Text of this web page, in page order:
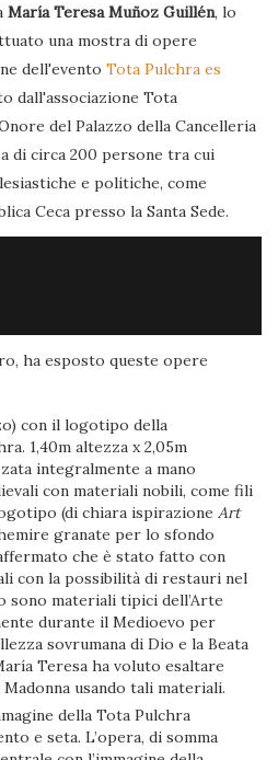
María Teresa Muñoz Guillén, lo
una mostra di opere
dell'evento Tota Pulchra es
dall'associazione Tota
del Palazzo della Cancelleria
di circa 200 persone tra cui
e politiche, come
Ceca presso la Santa Sede.
ha esposto queste opere
con il logotipo della
1,40m altezza x 2,05m
integralmente a mano
con materiali nobili, come fili
(di chiara ispirazioneArt
granate per lo sfondo
che è stato fatto con
con la possibilità di restauri nel
sono materiali tipici dell’Arte
durante il Medioevo per
sovrumana di Dio e la Beata
Teresa ha voluto esaltare
Madonna usando tali materiali.
della Tota Pulchra
e seta. L’opera, di somma